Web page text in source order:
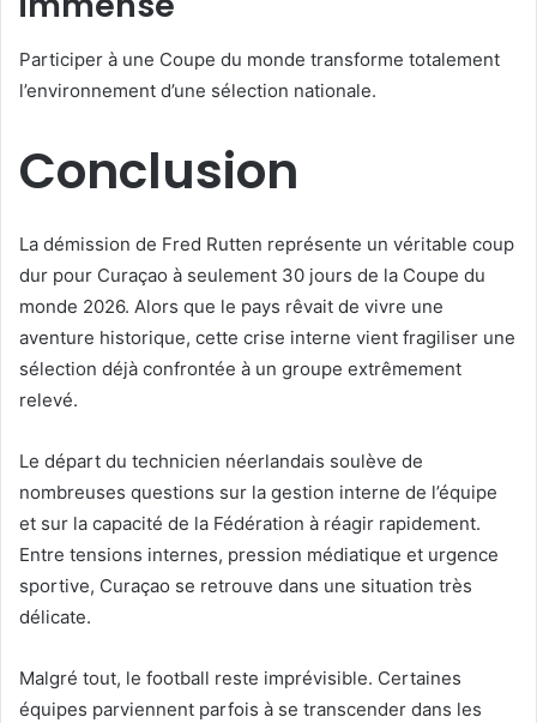
Participer à une Coupe du monde transforme totalement
l’environnement d’une sélection nationale.
Conclusion
La démission de Fred Rutten représente un véritable coup
dur pour Curaçao à seulement 30 jours de la Coupe du
monde 2026. Alors que le pays rêvait de vivre une
aventure historique, cette crise interne vient fragiliser une
sélection déjà confrontée à un groupe extrêmement
relevé.
Le départ du technicien néerlandais soulève de
nombreuses questions sur la gestion interne de l’équipe
et sur la capacité de la Fédération à réagir rapidement.
Entre tensions internes, pression médiatique et urgence
sportive, Curaçao se retrouve dans une situation très
délicate.
Malgré tout, le football reste imprévisible. Certaines
équipes parviennent parfois à se transcender dans les